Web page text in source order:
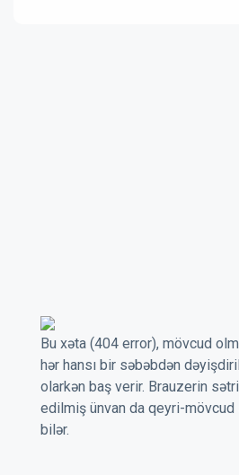
Bu xəta (404 error), mövcud
hər hansı bir səbəbdən
olarkən baş verir. Brauzerin
edilmiş ünvan da qeyri-
bilər.